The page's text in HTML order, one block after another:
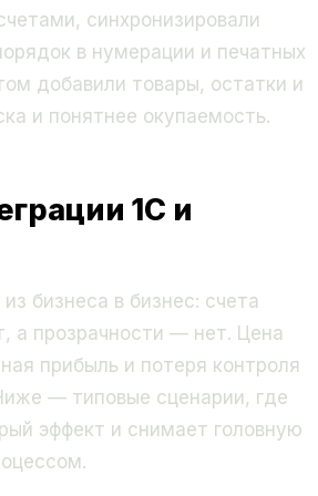
синхронизировали
в нумерации и печатных
добавили товары, остатки и
и понятнее окупаемость.
1С и
бизнеса в бизнес: счета
а прозрачности — нет. Цена
прибыль и потеря контроля
— типовые сценарии, где
эффект и снимает головную